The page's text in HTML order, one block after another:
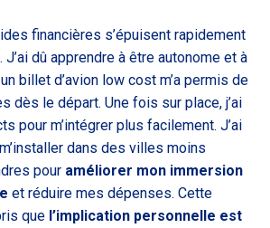
financières s’épuisent rapidement
J’ai dû apprendre à être autonome et à
billet d’avion low cost m’a permis de
dès le départ. Une fois sur place, j’ai
pour m’intégrer plus facilement. J’ai
dans des villes moins
pour améliorer mon immersion
et réduire mes dépenses. Cette
que l’implication personnelle est